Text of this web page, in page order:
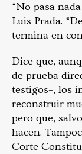
“No pasa
Luis Prada.
termina en
Dice que,
de prueba
testigos–, los
reconstruir
pero que,
hacen.
Corte